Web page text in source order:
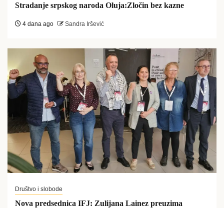
Stradanje srpskog naroda Oluja:Zločin bez kazne
4 dana ago Sandra Iršević
Društvo i slobode
Nova predsednica IFJ: Zulijana Lainez preuzima